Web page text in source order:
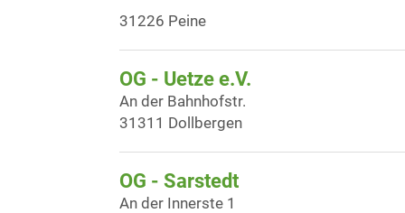
31226 Peine
OG - Uetze e.V.
An der Bahnhofstr.
31311 Dollbergen
OG - Sarstedt
An der Innerste 1